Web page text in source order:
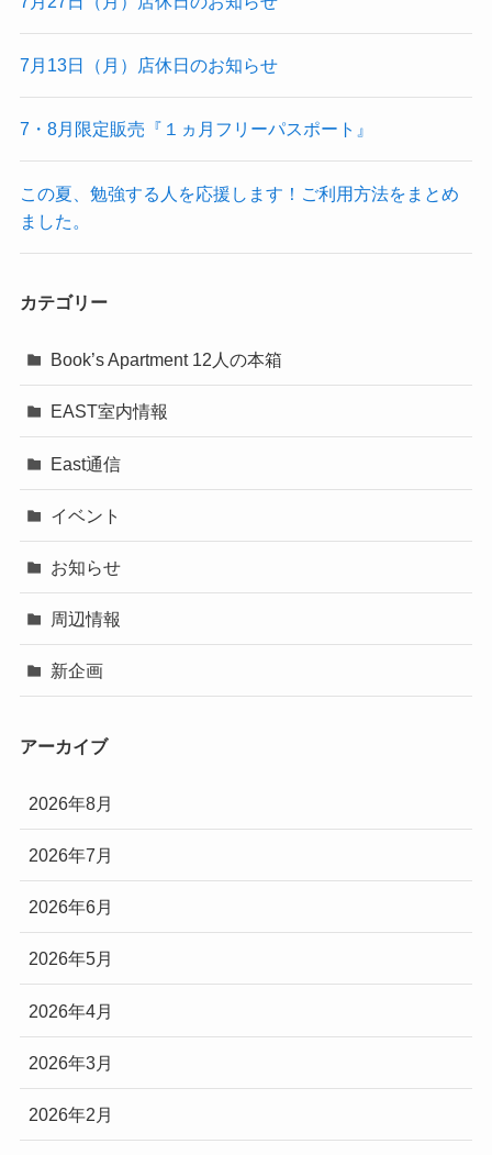
7月13日（月）店休日のお知らせ
7・8月限定販売『１ヵ月フリーパスポート』
この夏、勉強する人を応援します！ご利用方法をまとめ
ました。
カテゴリー
Book’s Apartment 12人の本箱
EAST室内情報
East通信
イベント
お知らせ
周辺情報
新企画
アーカイブ
2026年8月
2026年7月
2026年6月
2026年5月
2026年4月
2026年3月
2026年2月